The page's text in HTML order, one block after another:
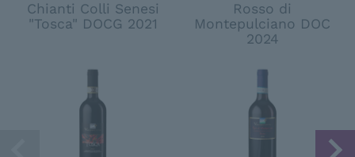
Chianti Colli Senesi
"Tosca" DOCG 2021
Rosso di
Montepulciano DOC
2024